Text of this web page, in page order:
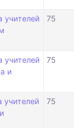
учителей
75
учителей
и
75
учителей
75